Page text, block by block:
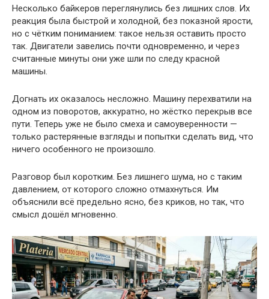
Несколько байкеров переглянулись без лишних слов. Их
реакция была быстрой и холодной, без показной ярости,
но с чётким пониманием: такое нельзя оставить просто
так. Двигатели завелись почти одновременно, и через
считанные минуты они уже шли по следу красной
машины.
Догнать их оказалось несложно. Машину перехватили на
одном из поворотов, аккуратно, но жёстко перекрыв все
пути. Теперь уже не было смеха и самоуверенности —
только растерянные взгляды и попытки сделать вид, что
ничего особенного не произошло.
Разговор был коротким. Без лишнего шума, но с таким
давлением, от которого сложно отмахнуться. Им
объяснили всё предельно ясно, без криков, но так, что
смысл дошёл мгновенно.